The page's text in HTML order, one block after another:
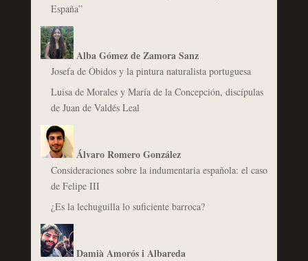
España”
Alba Gómez de Zamora Sanz
Josefa de Óbidos y la pintura naturalista portuguesa
Luisa de Morales y María de la Concepción, discípulas
de Juan de Valdés Leal
Álvaro Romero González
Consideraciones sobre la indumentaria española: el caso
de Felipe III
¿Es la lechuguilla lo suficiente barroca?
Damià Amorós i Albareda